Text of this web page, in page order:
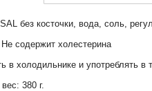
без косточки, вода, соль,
содержит холестерина
в холодильнике и употреблять в
380 г.